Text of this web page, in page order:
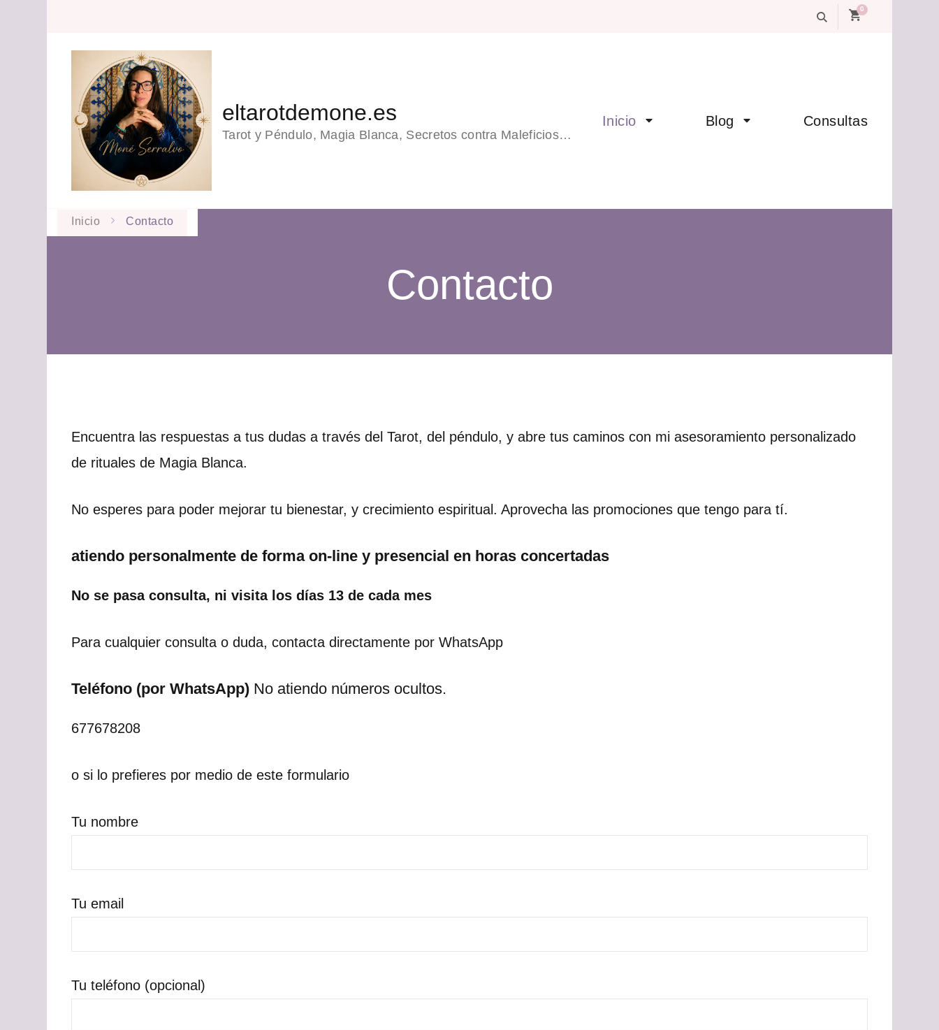
0
eltarotdemone.es
Tarot y Péndulo, Magia Blanca, Secretos contra Maleficios…
Inicio Blog Consultas
Inicio Contacto
Contacto
Encuentra las respuestas a tus dudas a través del Tarot, del péndulo, y abre tus caminos con mi asesoramiento personalizado
de rituales de Magia Blanca.
No esperes para poder mejorar tu bienestar, y crecimiento espiritual. Aprovecha las promociones que tengo para tí.
atiendo personalmente de forma on-line y presencial en horas concertadas
No se pasa consulta, ni visita los días 13 de cada mes
Para cualquier consulta o duda, contacta directamente por WhatsApp
Teléfono (por WhatsApp) No atiendo números ocultos.
677678208
o si lo prefieres por medio de este formulario
Tu nombre
Tu email
Tu teléfono (opcional)